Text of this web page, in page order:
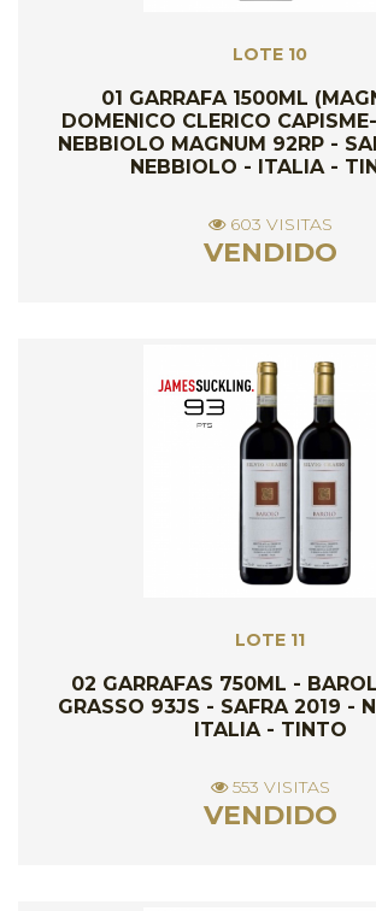
LOTE 10
01 GARRAFA 1500ML
DOMENICO CLERICO
NEBBIOLO MAGNUM 92RP -
NEBBIOLO - ITALIA -
603 VISITAS
VENDIDO
LOTE 11
02 GARRAFAS 750ML -
GRASSO 93JS - SAFRA 2019 -
ITALIA - TINTO
553 VISITAS
VENDIDO